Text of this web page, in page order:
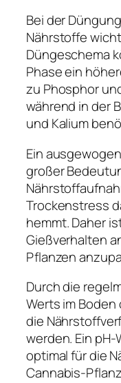
Bei der
Nährstoffe
Düngeschema
Phase ein
zu Phosphor
während in der
und Kalium
Ein
großer
Trockenstress
hemmt. Daher
Gießverhalten
Pflanzen
Durch die
Werts im Boden
die
werden. Ein
optimal für die
Cannabis-